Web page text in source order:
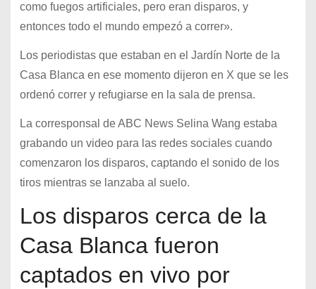
como fuegos artificiales, pero eran disparos, y
entonces todo el mundo empezó a correr».
Los periodistas que estaban en el Jardín Norte de la
Casa Blanca en ese momento dijeron en X que se les
ordenó correr y refugiarse en la sala de prensa.
La corresponsal de ABC News Selina Wang estaba
grabando un video para las redes sociales cuando
comenzaron los disparos, captando el sonido de los
tiros mientras se lanzaba al suelo.
Los disparos cerca de la
Casa Blanca fueron
captados en vivo por